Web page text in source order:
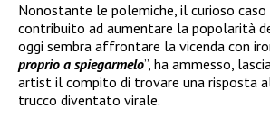
Nonostante le polemiche, il curioso
contribuito ad aumentare la popolarità
oggi sembra affrontare la vicenda con
proprio a spiegarmelo”, ha ammesso,
artist il compito di trovare una risposta
trucco diventato virale.